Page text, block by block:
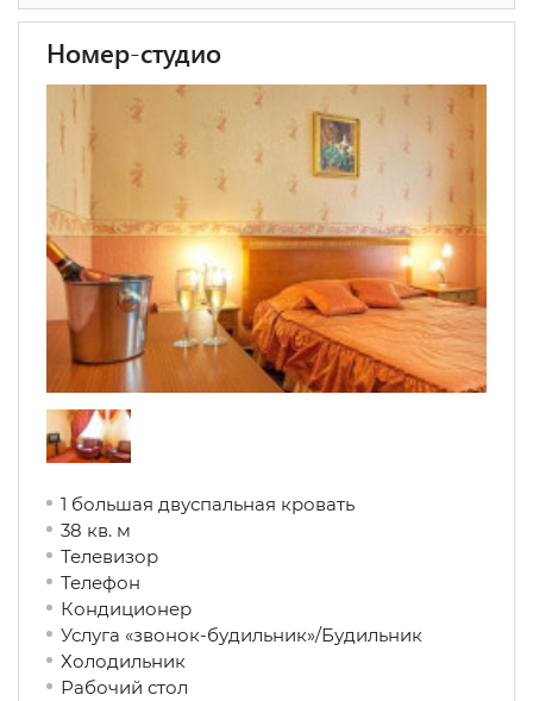
Номер-студио
1 большая двуспальная кровать
38 кв. м
Телевизор
Телефон
Кондиционер
Услуга «звонок-будильник»/Будильник
Холодильник
Рабочий стол